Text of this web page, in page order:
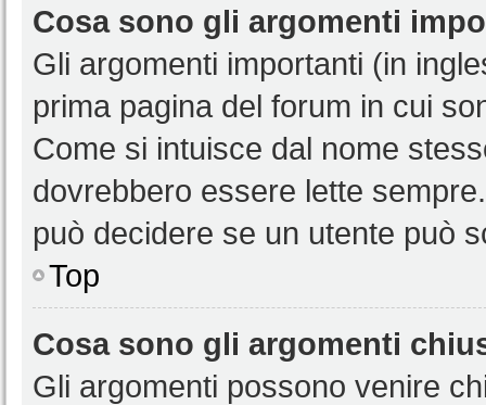
Cosa sono gli argomenti
Gli argomenti importanti (in
prima pagina del forum in cui
Come si intuisce dal nome
dovrebbero essere lette
può decidere se un utente può
Top
Cosa sono gli argomenti
Gli argomenti possono venire